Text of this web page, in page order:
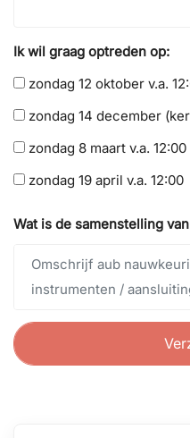
Ik wil graag optreden op:
zondag 12 oktober v.a.
zondag 14 december
zondag 8 maart v.a. 12:00
zondag 19 april v.a. 12:00
Wat is de samenstelling